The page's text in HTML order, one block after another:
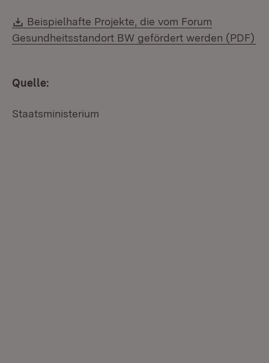
Download:
Beispielhafte Projekte, die vom Forum
Gesundheitsstandort BW gefördert werden (PDF)
Quelle:
Staatsministerium